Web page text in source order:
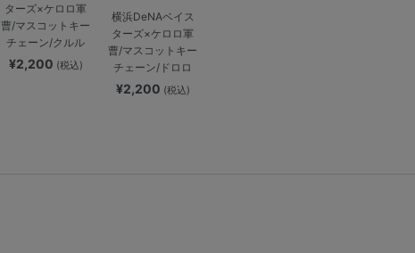
ターズ×ケロロ軍
曹/マスコットキー
チェーン/クルル
¥2,200 (税込)
横浜DeNAベイス
ターズ×ケロロ軍
曹/マスコットキー
チェーン/ドロロ
¥2,200 (税込)